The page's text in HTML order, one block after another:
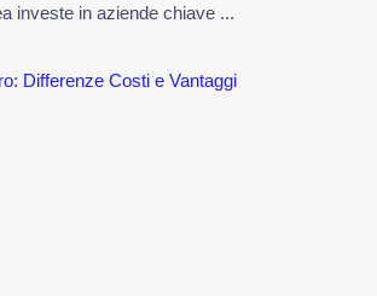
investe in aziende chiave ...